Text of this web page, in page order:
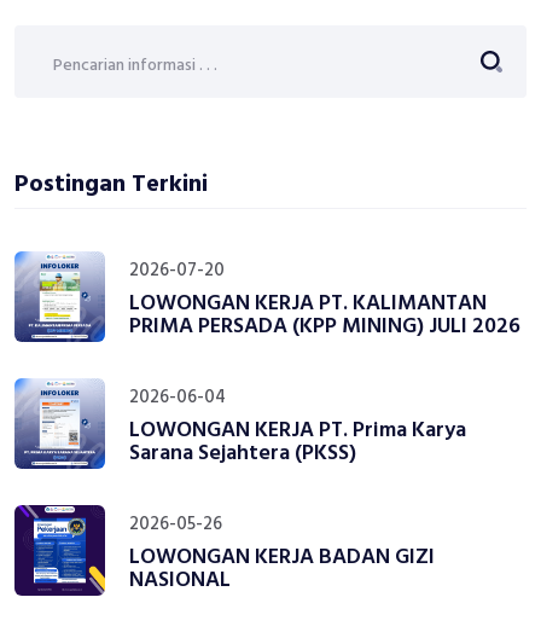
Postingan Terkini
2026-07-20
LOWONGAN KERJA PT. KALIMANTAN
PRIMA PERSADA (KPP MINING) JULI 2026
2026-06-04
LOWONGAN KERJA PT. Prima Karya
Sarana Sejahtera (PKSS)
2026-05-26
LOWONGAN KERJA BADAN GIZI
NASIONAL